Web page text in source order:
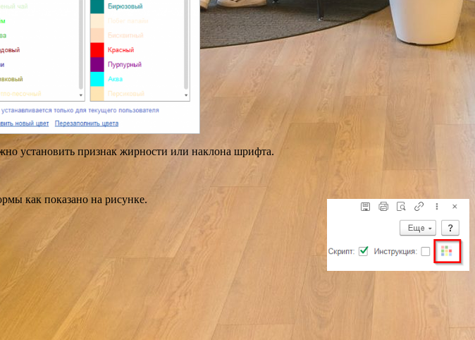
установить признак жирности или наклона шрифта.
как показано на рисунке.